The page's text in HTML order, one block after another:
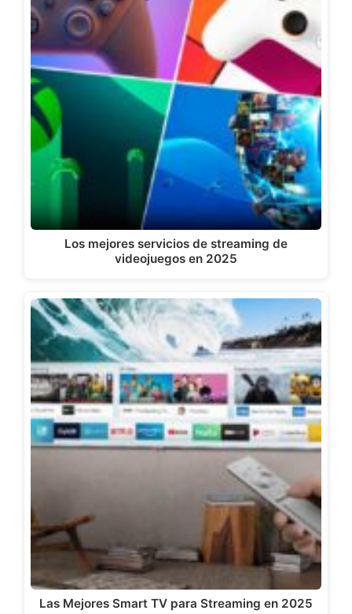
Los mejores servicios de streaming de
videojuegos en 2025
Las Mejores Smart TV para Streaming en 2025